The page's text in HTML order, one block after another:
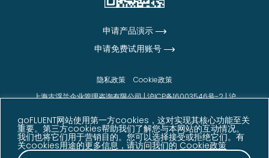
goFLUENT网站使用第一方cookies，这对实现其核心功能至关
重要。第三方cookies帮助我们了解您与本网站的互动情况。
我们也将它们用于营销目的。您可以选择接受或拒绝它们。有
关cookies用途的更多信息，请访问我们的Cookie政策
申请产品演示
申请免费试用账号
隐私政策
Cookie政策
上海古浮兰企业管理咨询有限公司 |沪ICP备16003546号-2|沪
© goFLUENT 2026版权所有
声明：本网站展示的信息、数据及客户反馈内容来源于
goFLUENT 内部数据、客户反馈、调研结果及其他相关